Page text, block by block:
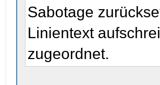
Sabotage
Linientext
zugeordnet.